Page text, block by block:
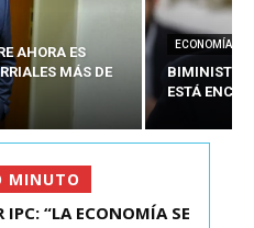
AHORA ES
MÁS DE
ECONOMÍA
BIMINISTRO
ESTÁ
MINUTO
“LA ECONOMÍA SE